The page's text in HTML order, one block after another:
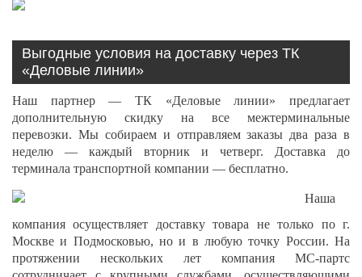
Выгодные условия на доставку через ТК
«Деловые линии»
Наш партнер — ТК «Деловые линии» предлагает
дополнительную скидку на все межтерминальные
перевозки. Мы собираем и отправляем заказы два раза в
неделю — каждый вторник и четверг. Доставка до
терминала транспортной компании — бесплатно.
Наша
компания осуществляет доставку товара не только по г.
Москве и Подмосковью, но и в любую точку России. На
протяжении нескольких лет компания МС-партс